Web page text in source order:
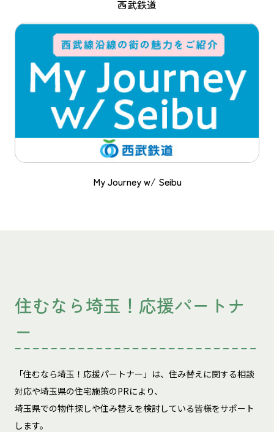
西武鉄道
My Journey w/ Seibu
住むなら埼玉！応援パートナ
ー
「住むなら埼玉！応援パートナー」は、住み替えに関する相談
対応や埼玉県の住宅施策のPRにより、
埼玉県での物件探しや住み替えを検討している皆様をサポート
します。